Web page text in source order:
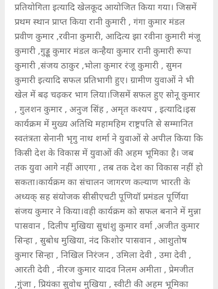
प्रतियोगिता इत्यादि खेलकूद आयोजित किया गया। जिसमें
प्रथम स्थान प्राप्त किया रानी कुमारी , गंगा कुमार मंडल
प्रवीण कुमार ,रवीना कुमारी, आदित्य झा रवीना कुमारी मंजू
कुमारी ,गुड्डू कुमार मंडल कन्हैया कुमार रानी कुमारी रूपा
कुमारी ,संजय ठाकुर ,भोला कुमार रंजू कुमारी , सुमन
कुमारी इत्यादि सफल प्रतिभागी हुए। ग्रामीण युवाओं ने भी
खेल में बढ़ चढ़कर भाग लिया।जिसमें सफल हुए सोनू कुमार
, गुलशन कुमार , अनुज सिंह , अमृत कश्यप , इत्यादि।इस
कार्यक्रम में मुख्य अतिथि महामहिम राष्ट्रपति से सम्मानित
स्वतंत्रता सेनानी भृगु नाथ शर्मा ने युवाओं से अपील किया कि
किसी देश के विकास में युवाओं की अहम भूमिका है। जब
तक युवा आगे नहीं आएगा , तब तक देश का विकास नहीं हो
सकता।कार्यक्रम का संचालन जागरण कल्याण भारती के
अध्यक् सह संयोजक सीसीएचटी पूणियॉ प्रमंडल पूर्णिया
संजय कुमार ने किया।वही कार्यक्रम को सफल बनाने में मुन्ना
पासवान , दिलीप मुखिया सुधांशु कुमार वर्मा ,अजीत कुमार
सिन्हा , सुबोध मुखिया, नंद किशोर पासवान , आशुतोष
कुमार सिन्हा , निखिल निरंजन , उमिला देवी , उमा देवी ,
आरती देवी , नीरज कुमार यादव निलम अमीता , प्रेमजीत
,गुंजा , प्रियंका सुवोध मुखिया , स्वीटी की अहम भूमिका